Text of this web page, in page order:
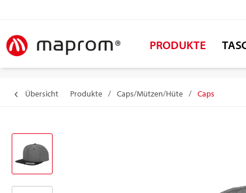
PRODUKTE
Übersicht Produkte / Caps/Mützen/Hüte / Caps